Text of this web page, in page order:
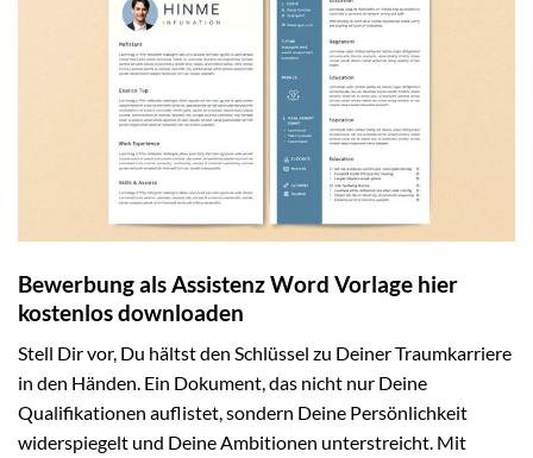
Bewerbung als Assistenz Word Vorlage hier
kostenlos downloaden
Stell Dir vor, Du hältst den Schlüssel zu Deiner Traumkarriere
in den Händen. Ein Dokument, das nicht nur Deine
Qualifikationen auflistet, sondern Deine Persönlichkeit
widerspiegelt und Deine Ambitionen unterstreicht. Mit